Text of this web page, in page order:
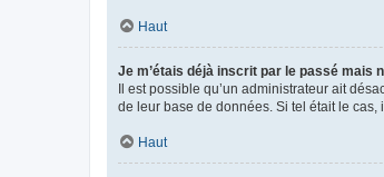
Haut
Je m’étais déjà inscrit par le passé mais
Il est possible qu’un administrateur ait
de leur base de données. Si tel était le
Haut